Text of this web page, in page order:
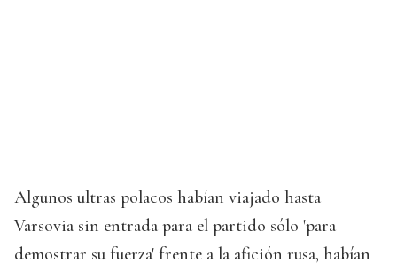
Algunos ultras polacos habían viajado hasta
Varsovia sin entrada para el partido sólo 'para
demostrar su fuerza' frente a la afición rusa, habían